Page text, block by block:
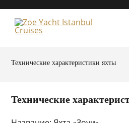
Технические характеристики яхты
Технические